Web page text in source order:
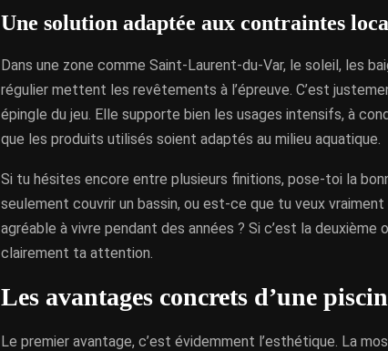
Une solution adaptée aux contraintes
Dans une zone comme Saint-Laurent-du-Var, le soleil, les
régulier mettent les revêtements à l’épreuve. C’est
épingle du jeu. Elle supporte bien les usages intensifs, à
que les produits utilisés soient adaptés au milieu aquatique.
Si tu hésites encore entre plusieurs finitions, pose-toi la
seulement couvrir un bassin, ou est-ce que tu veux
agréable à vivre pendant des années ? Si c’est la deuxième
clairement ta attention.
Les avantages concrets d’une
Le premier avantage, c’est évidemment l’esthétique. La